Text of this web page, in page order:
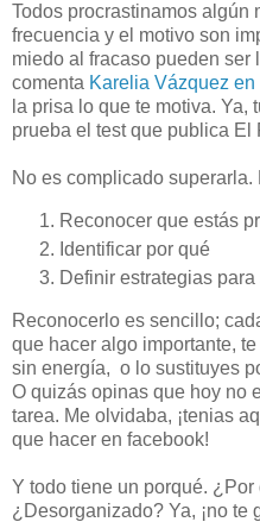
Todos procrastinamos algún
frecuencia y el motivo son
miedo al fracaso pueden ser
comenta Karelia Vázquez
la prisa lo que te motiva. Ya,
prueba el test que publica El
No es complicado superarla.
Reconocer que estás
Identificar por qué
Definir estrategias
Reconocerlo es sencillo;
que hacer algo importante,
sin energía, o lo sustituyes
O quizás opinas que hoy no
tarea. Me olvidaba, ¡tenias
que hacer en facebook!
Y todo tiene un porqué.
¿Desorganizado? Ya, ¡no te